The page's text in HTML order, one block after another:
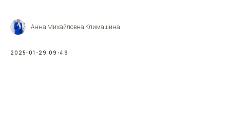
Анна Михайловна Климашина
2025-01-29 09:49